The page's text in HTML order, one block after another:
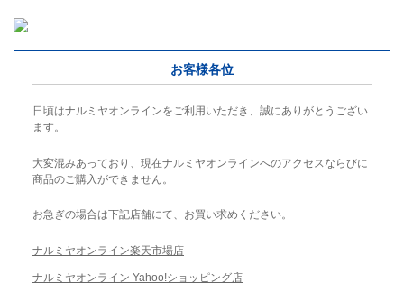
お客様各位
日頃はナルミヤオンラインをご利用いただき、誠にありがとうござい
ます。
大変混みあっており、現在ナルミヤオンラインへのアクセスならびに
商品のご購入ができません。
お急ぎの場合は下記店舗にて、お買い求めください。
ナルミヤオンライン楽天市場店
ナルミヤオンライン Yahoo!ショッピング店